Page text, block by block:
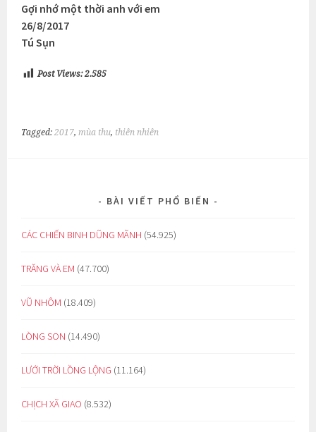
Gợi nhớ một thời anh với em
26/8/2017
Tú Sụn
Post Views: 2.585
Tagged:2017,mùa thu, thiên nhiên
BÀI VIẾT PHỔ BIẾN
CÁC CHIẾN BINH DŨNG MÃNH (54.925)
TRĂNG VÀ EM (47.700)
VŨ NHÔM (18.409)
LÒNG SON (14.490)
LƯỚI TRỜI LỒNG LỘNG (11.164)
CHỊCH XÃ GIAO (8.532)